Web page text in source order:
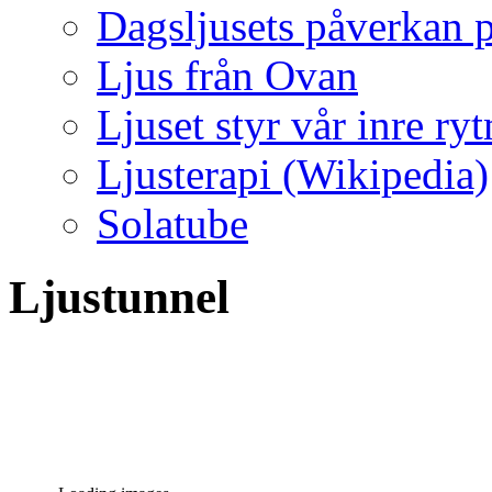
Dagsljusets påverkan
Ljus från Ovan
Ljuset styr vår inre
Ljusterapi (Wikipedia)
Solatube
Ljustunnel